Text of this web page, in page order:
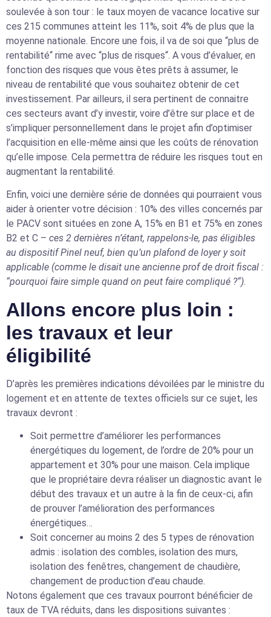
soulevée à son tour : le taux moyen de vacance locative sur
ces 215 communes atteint les 11%, soit 4% de plus que la
moyenne nationale. Encore une fois, il va de soi que “plus de
rentabilité“ rime avec “plus de risques“. A vous d’évaluer, en
fonction des risques que vous êtes prêts à assumer, le
niveau de rentabilité que vous souhaitez obtenir de cet
investissement. Par ailleurs, il sera pertinent de connaitre
ces secteurs avant d’y investir, voire d’être sur place et de
s’impliquer personnellement dans le projet afin d’optimiser
l’acquisition en elle-même ainsi que les coûts de rénovation
qu’elle impose. Cela permettra de réduire les risques tout en
augmentant la rentabilité.
Enfin, voici une dernière série de données qui pourraient vous
aider à orienter votre décision : 10% des villes concernés par
le PACV sont situées en zone A, 15% en B1 et 75% en zones
B2 et C – ces 2 dernières n’étant, rappelons-le, pas éligibles
au dispositif Pinel neuf, bien qu’un plafond de loyer y soit
applicable (comme le disait une ancienne prof de droit fiscal :
“pourquoi faire simple quand on peut faire compliqué ?“).
Allons encore plus loin :
les travaux et leur
éligibilité
D’après les premières indications dévoilées par le ministre du
logement et en attente de textes officiels sur ce sujet, les
travaux devront :
Soit permettre d’améliorer les performances
énergétiques du logement, de l’ordre de 20% pour un
appartement et 30% pour une maison. Cela implique
que le propriétaire devra réaliser un diagnostic avant le
début des travaux et un autre à la fin de ceux-ci, afin
de prouver l’amélioration des performances
énergétiques…
Soit concerner au moins 2 des 5 types de rénovation
admis : isolation des combles, isolation des murs,
isolation des fenêtres, changement de chaudière,
changement de production d’eau chaude.
Notons également que ces travaux pourront bénéficier de
taux de TVA réduits, dans les dispositions suivantes :